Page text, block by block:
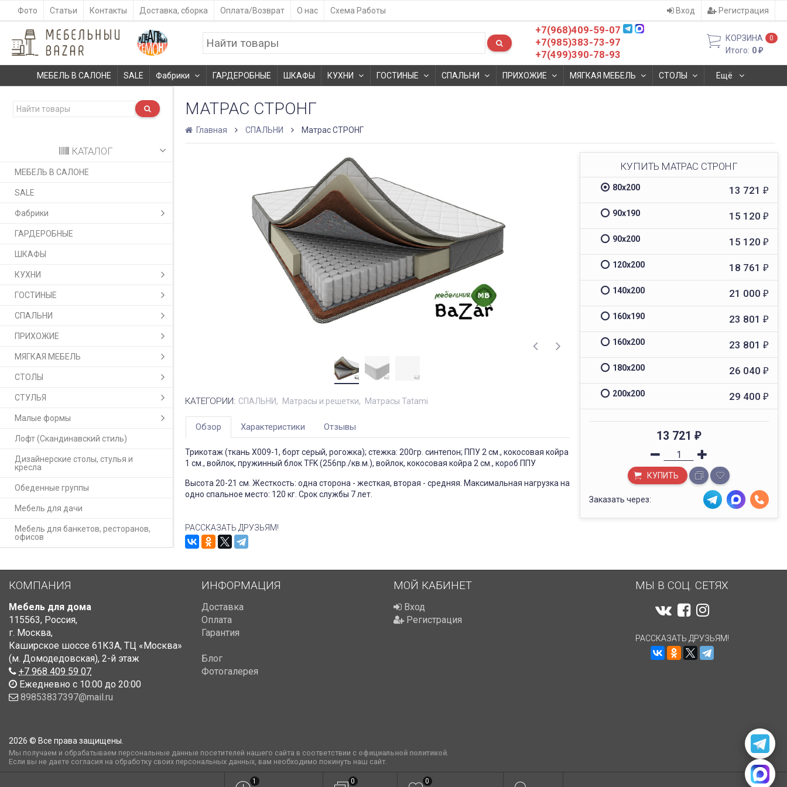
Фото Статьи Контакты Доставка, сборка Оплата/Возврат О нас Схема Работы Вход Регистрация
+7(968)409-59-07
+7(985)383-73-97
+7(499)390-78-93
КОРЗИНА 0
Итого: 0₽
МЕБЕЛЬ В САЛОНЕ SALE Фабрики ГАРДЕРОБНЫЕ ШКАФЫ КУХНИ ГОСТИНЫЕ СПАЛЬНИ ПРИХОЖИЕ МЯГКАЯ МЕБЕЛЬ СТОЛЫ Ещё
КАТАЛОГ
МЕБЕЛЬ В САЛОНЕ
SALE
Фабрики
ГАРДЕРОБНЫЕ
ШКАФЫ
КУХНИ
ГОСТИНЫЕ
СПАЛЬНИ
ПРИХОЖИЕ
МЯГКАЯ МЕБЕЛЬ
СТОЛЫ
СТУЛЬЯ
Малые формы
Лофт (Скандинавский стиль)
Дизайнерские столы, стулья и
кресла
Обеденные группы
Мебель для дачи
Мебель для банкетов, ресторанов,
офисов
МАТРАС СТРОНГ
Главная СПАЛЬНИ Матрас СТРОНГ
КУПИТЬ МАТРАС СТРОНГ
80х200 13 721 ₽
90х190 15 120 ₽
90х200 15 120 ₽
120х200 18 761 ₽
140х200 21 000 ₽
160х190 23 801 ₽
160х200 23 801 ₽
180х200 26 040 ₽
200х200 29 400 ₽
13 721₽
КУПИТЬ
Заказать через:
КАТЕГОРИИ: СПАЛЬНИ Матрасы и решетки Матрасы Tatami
Обзор Характеристики Отзывы
Трикотаж (ткань X009-1, борт серый, рогожка); стежка: 200гр. синтепон; ППУ 2 см., кокосовая койра
1 см., войлок, пружинный блок TFK (256пр./кв.м.), войлок, кокосовая койра 2 см., короб ППУ
Высота 20-21 см. Жесткость: одна сторона - жесткая, вторая - средняя. Максимальная нагрузка на
одно спальное место: 120 кг. Срок службы 7 лет.
РАССКАЗАТЬ ДРУЗЬЯМ!
КОМПАНИЯ
Мебель для дома
115563, Россия,
г. Москва,
Каширское шоссе 61К3А, ТЦ «Москва»
(м. Домодедовская), 2-й этаж
+7 968 409 59 07
Ежедневно с 10:00 до 20:00
89853837397@mail.ru
ИНФОРМАЦИЯ
Доставка
Оплата
Гарантия
Блог
Фотогалерея
МОЙ КАБИНЕТ
Вход
Регистрация
МЫ В СОЦ. СЕТЯХ
РАССКАЗАТЬ ДРУЗЬЯМ!
2026 © Все права защищены.
Мы получаем и обрабатываем персональные данные посетителей нашего сайта в соответствии с официальной политикой.
Если вы не даете согласия на обработку своих персональных данных, вам необходимо покинуть наш сайт.
1 0 0